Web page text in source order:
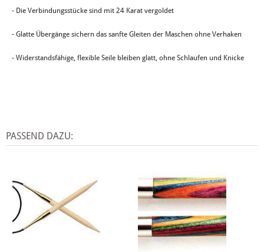
- Die Verbindungsstücke sind mit 24 Karat vergoldet
- Glatte Übergänge sichern das sanfte Gleiten der Maschen ohne Verhaken
- Widerstandsfähige, flexible Seile bleiben glatt, ohne Schlaufen und Knicke
PASSEND DAZU: